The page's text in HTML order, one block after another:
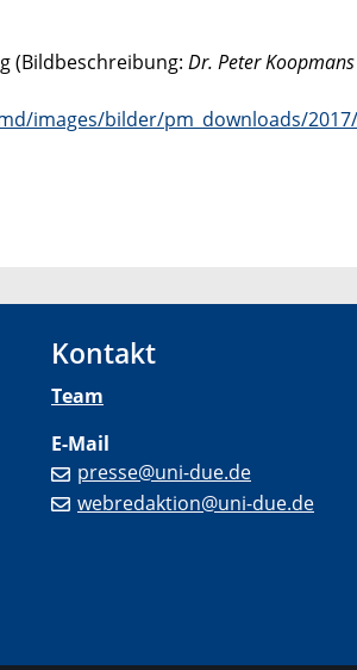
(Bildbeschreibung: Dr. Peter
images/bilder/pm_downloads/
Kontakt
Team
E-Mail
presse@uni-due.de
webredaktion@uni-due.de